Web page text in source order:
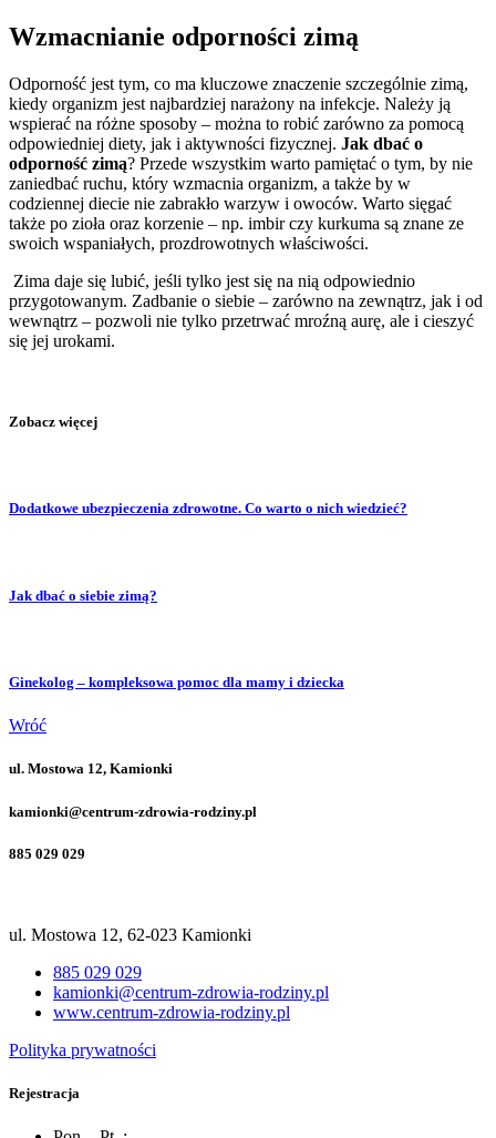
Wzmacnianie odporności zimą
Odporność jest tym, co ma kluczowe znaczenie szczególnie zimą,
kiedy organizm jest najbardziej narażony na infekcje. Należy ją
wspierać na różne sposoby – można to robić zarówno za pomocą
odpowiedniej diety, jak i aktywności fizycznej. Jak dbać o
odporność zimą? Przede wszystkim warto pamiętać o tym, by nie
zaniedbać ruchu, który wzmacnia organizm, a także by w
codziennej diecie nie zabrakło warzyw i owoców. Warto sięgać
także po zioła oraz korzenie – np. imbir czy kurkuma są znane ze
swoich wspaniałych, prozdrowotnych właściwości.
Zima daje się lubić, jeśli tylko jest się na nią odpowiednio
przygotowanym. Zadbanie o siebie – zarówno na zewnątrz, jak i od
wewnątrz – pozwoli nie tylko przetrwać mroźną aurę, ale i cieszyć
się jej urokami.
Zobacz więcej
Dodatkowe ubezpieczenia zdrowotne. Co warto o nich wiedzieć?
Jak dbać o siebie zimą?
Ginekolog – kompleksowa pomoc dla mamy i dziecka
Wróć
ul. Mostowa 12, Kamionki
kamionki@centrum-zdrowia-rodziny.pl
885 029 029
ul. Mostowa 12, 62-023 Kamionki
885 029 029
kamionki@centrum-zdrowia-rodziny.pl
www.centrum-zdrowia-rodziny.pl
Polityka prywatności
Rejestracja